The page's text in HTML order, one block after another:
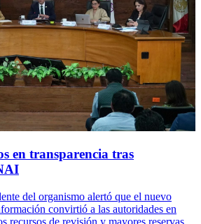
en transparencia tras
del organismo alertó que el nuevo
convirtió a las autoridades en
recursos de revisión y mayores reservas